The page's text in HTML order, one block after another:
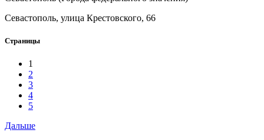
Севастополь, улица Крестовского, 66
Страницы
1
2
3
4
5
Дальше